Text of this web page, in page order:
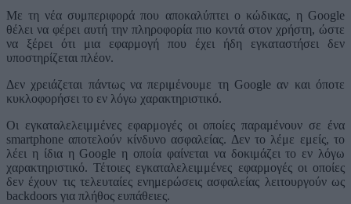
Με τη νέα συμπεριφορά που αποκαλύπτει ο κώδικας, η Google
θέλει να φέρει αυτή την πληροφορία πιο κοντά στον χρήστη, ώστε
να ξέρει ότι μια εφαρμογή που έχει ήδη εγκαταστήσει δεν
υποστηρίζεται πλέον.
Δεν χρειάζεται πάντως να περιμένουμε τη Google αν και όποτε
κυκλοφορήσει το εν λόγω χαρακτηριστικό.
Οι εγκαταλελειμμένες εφαρμογές οι οποίες παραμένουν σε ένα
smartphone αποτελούν κίνδυνο ασφαλείας. Δεν το λέμε εμείς, το
λέει η ίδια η Google η οποία φαίνεται να δοκιμάζει το εν λόγω
χαρακτηριστικό. Τέτοιες εγκαταλελειμμένες εφαρμογές οι οποίες
δεν έχουν τις τελευταίες ενημερώσεις ασφαλείας λειτουργούν ως
backdoors για πλήθος ευπάθειες.